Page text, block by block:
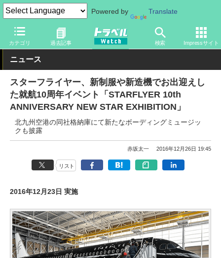
Powered by Translate
カテゴリ 過去記事 検索 Impressサイト
トラベル Watch 企業・政府・官庁 国内エアライン スターフラ
ニュース
スターフライヤー、新制服や新造機でお出迎えし
た就航10周年イベント「STARFLYER 10th
ANNIVERSARY NEW STAR EXHIBITION」
北九州空港の同社格納庫にて新たなボーディングミュージッ
クも披露
赤坂太一 2016年12月26日 19:45
リスト
2016年12月23日 実施